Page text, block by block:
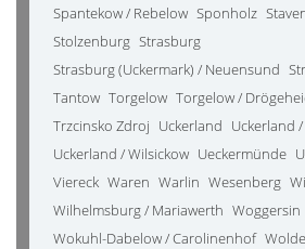
Spantekow / Rebelow Sponholz
Stolzenburg Strasburg
Strasburg (Uckermark) / Neuensund
Tantow Torgelow Torgelow /
Trzcinsko Zdroj Uckerland Uckerland
Uckerland / Wilsickow Ueckermünde
Viereck Waren Warlin Wesenberg
Wilhelmsburg / Mariawerth Woggersin
Wokuhl-Dabelow / Carolinenhof